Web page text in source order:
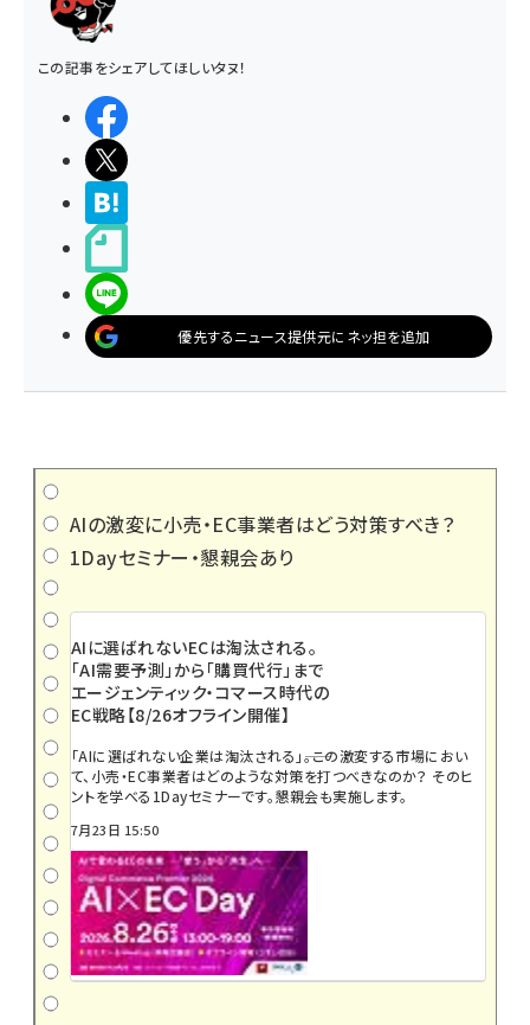
この記事をシェアしてほしいタヌ！
優先するニュース提供元にネッ担を追加
AIの激変に小売・EC事業者はどう対策すべき？
1Dayセミナー・懇親会あり
AIに選ばれないECは淘汰される。
「AI需要予測」から「購買代行」まで
エージェンティック・コマース時代の
EC戦略【8/26オフライン開催】
「AIに選ばれない企業は淘汰される」――。この激変する市場におい
て、小売・EC事業者はどのような対策を打つべきなのか？ そのヒ
ントを学べる1Dayセミナーです。懇親会も実施します。
7月23日 15:50